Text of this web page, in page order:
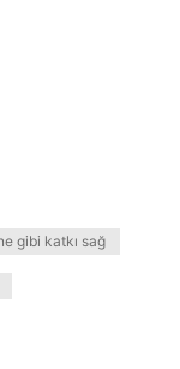
gibi katkı sağ